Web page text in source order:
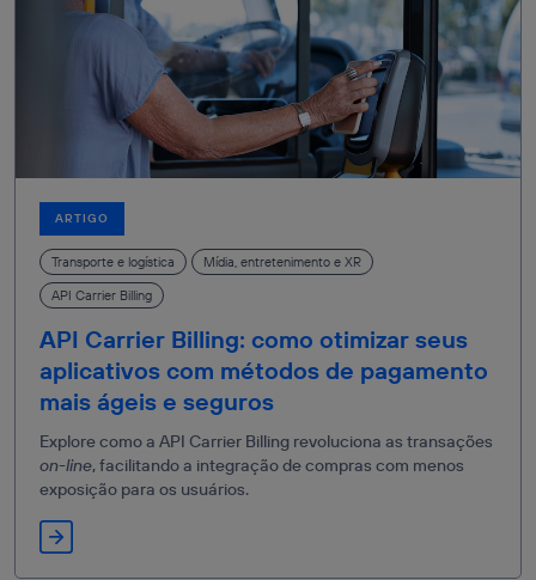
ARTIGO
Transporte e logística
Mídia, entretenimento e XR
API Carrier Billing
API Carrier Billing: como otimizar seus
aplicativos com métodos de pagamento
mais ágeis e seguros
Explore como a API Carrier Billing revoluciona as transações
on-line, facilitando a integração de compras com menos
exposição para os usuários.